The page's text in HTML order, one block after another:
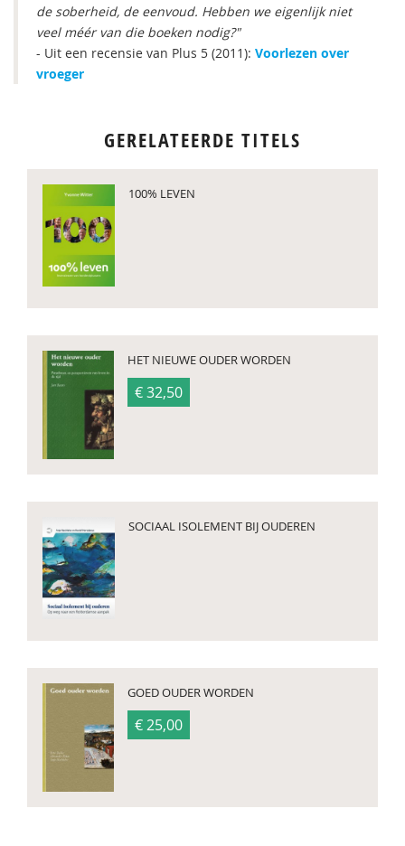
de soberheid, de eenvoud. Hebben we eigenlijk niet
veel méér van die boeken nodig?"
- Uit een recensie van Plus 5 (2011): Voorlezen over
vroeger
GERELATEERDE TITELS
​100% LEVEN
HET NIEUWE OUDER WORDEN
€ 32,50
SOCIAAL ISOLEMENT BIJ OUDEREN
GOED OUDER WORDEN
€ 25,00